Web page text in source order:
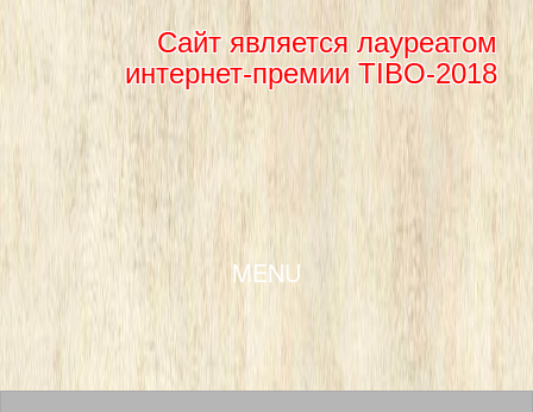
Сайт является лауреатом
интернет-премии TIBO-2018
MENU